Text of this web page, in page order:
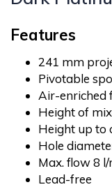
Features
241 mm
Pivotable
Air-enriched
Height of
Height up to
Hole
Max. flow 8
Lead-free